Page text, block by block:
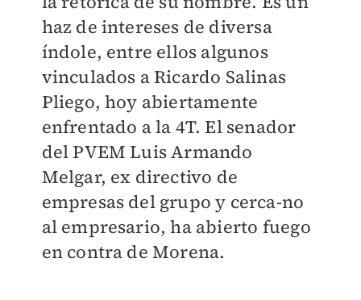
haz de intereses de diversa
índole, entre ellos algunos
vinculados a Ricardo Salinas
Pliego, hoy abiertamente
enfrentado a la 4T. El senador
del PVEM Luis Armando
Melgar, ex directivo de
empresas del grupo y cerca-no
al empresario, ha abierto fuego
en contra de Morena.